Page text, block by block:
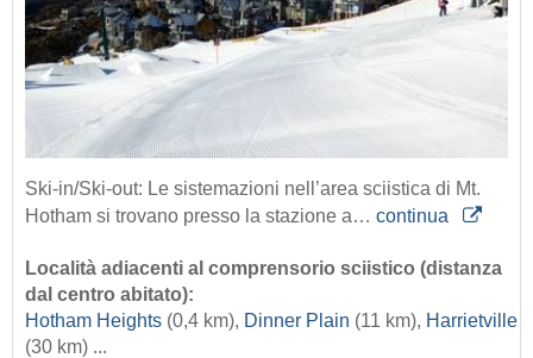
Ski-in/Ski-out: Le sistemazioni nell’area sciistica di Mt.
Hotham si trovano presso la stazione a… continua
Località adiacenti al comprensorio sciistico (distanza
dal centro abitato):
Hotham Heights (0,4 km), Dinner Plain (11 km), Harrietville
(30 km) ...